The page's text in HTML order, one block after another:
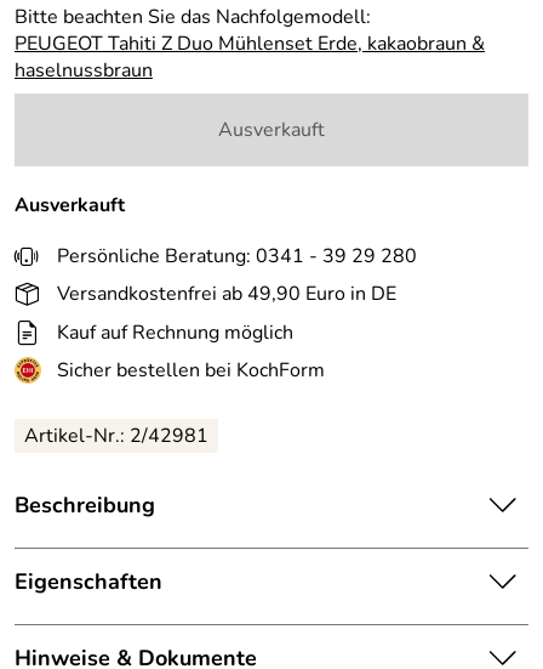
Bitte beachten Sie das Nachfolgemodell:
PEUGEOT Tahiti Z Duo Mühlenset Erde, kakaobraun &
haselnussbraun
Ausverkauft
Ausverkauft
Persönliche Beratung: 0341 - 39 29 280
Versandkostenfrei ab 49,90 Euro in DE
Kauf auf Rechnung möglich
Sicher bestellen bei KochForm
Artikel-Nr.: 2/42981
Beschreibung
PEUGEOTTahiti Duo Mühlenset Erde, kakaobraun &
haselnussbraun. Mühlenset von Peugeot, das auf sanfte
Peugeot Mahlwerk.
Eigenschaften
Hinweise & Dokumente